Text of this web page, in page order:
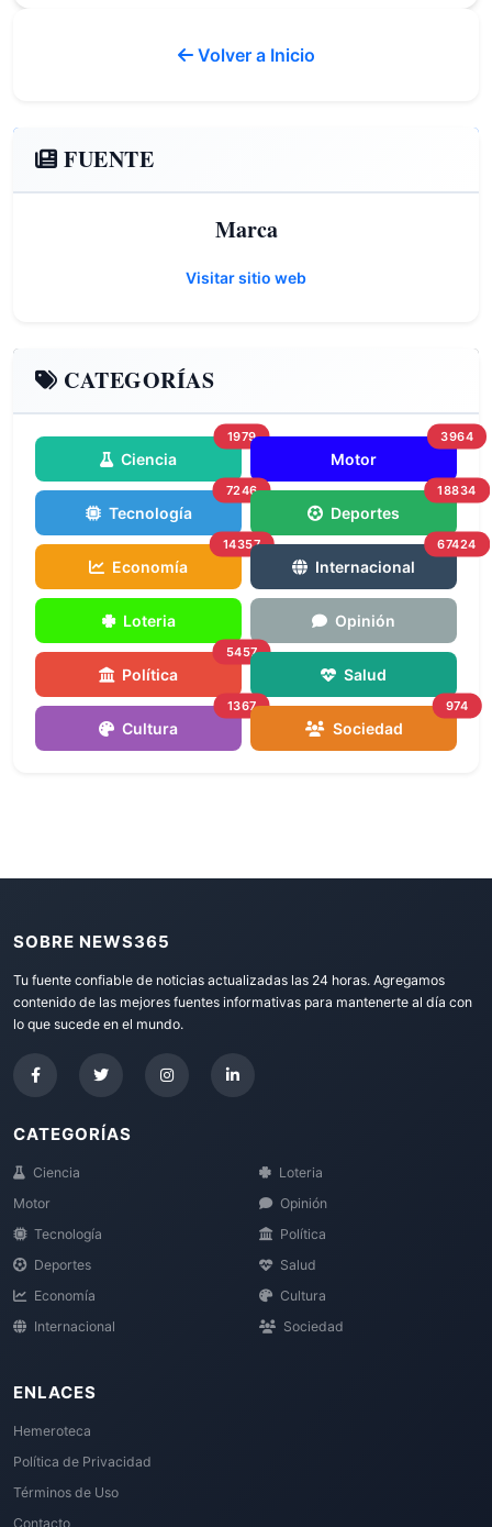
Volver a Inicio
FUENTE
Marca
Visitar sitio web
CATEGORÍAS
Ciencia
1979
Motor
3964
Tecnología
7246
Deportes
18834
Economía
14357
Internacional
67424
Loteria Opinión
Política
5457
Salud
Cultura
1367
Sociedad
974
SOBRE NEWS365
Tu fuente confiable de noticias actualizadas las 24 horas. Agregamos
contenido de las mejores fuentes informativas para mantenerte al día con
lo que sucede en el mundo.
CATEGORÍAS
Ciencia
Motor
Tecnología
Deportes
Economía
Internacional
Loteria
Opinión
Política
Salud
Cultura
Sociedad
ENLACES
Hemeroteca
Política de Privacidad
Términos de Uso
Contacto